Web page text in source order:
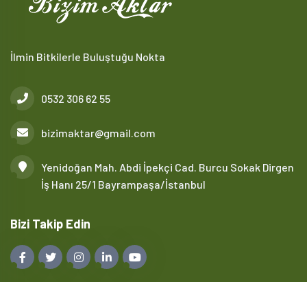
İlmin Bitkilerle Buluştuğu Nokta
0532 306 62 55
bizimaktar@gmail.com
Yenidoğan Mah. Abdi İpekçi Cad. Burcu Sokak Dirgen
İş Hanı 25/1 Bayrampaşa/İstanbul
Bizi Takip Edin